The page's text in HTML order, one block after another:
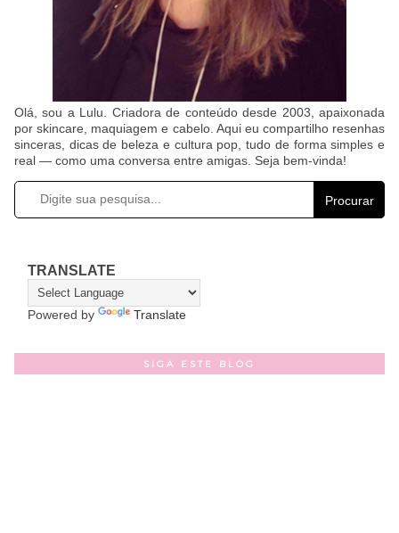
Olá, sou a Lulu. Criadora de conteúdo desde 2003, apaixonada
por skincare, maquiagem e cabelo. Aqui eu compartilho resenhas
sinceras, dicas de beleza e cultura pop, tudo de forma simples e
real — como uma conversa entre amigas. Seja bem-vinda!
Procurar
TRANSLATE
Powered by Translate
SIGA ESTE BLOG